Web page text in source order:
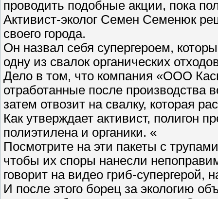
проводить подобные акции, пока
Активист-эколог Семен Семенюк
своего города.
Он назвал себя супергероем,
одну из свалок органических
Дело в том, что компания «ООО
отработанные после производства
затем отвозит на свалку, которая
Как утверждает активист, полигон
полиэтилена и органики. «
Посмотрите на эти пакеты с
чтобы их споры нанесли
говорит на видео гриб-супергерой,
И после этого борец за экологию